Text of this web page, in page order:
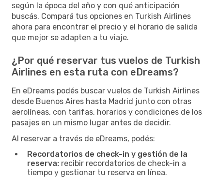
según la época del año y con qué anticipación
buscás. Compará tus opciones en Turkish Airlines
ahora para encontrar el precio y el horario de salida
que mejor se adapten a tu viaje.
¿Por qué reservar tus vuelos de Turkish
Airlines en esta ruta con eDreams?
En eDreams podés buscar vuelos de Turkish Airlines
desde Buenos Aires hasta Madrid junto con otras
aerolíneas, con tarifas, horarios y condiciones de los
pasajes en un mismo lugar antes de decidir.
Al reservar a través de eDreams, podés:
Recordatorios de check-in y gestión de la
reserva: recibir recordatorios de check-in a
tiempo y gestionar tu reserva en línea.